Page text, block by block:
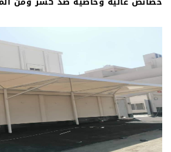
ليكسان بانها مقاومة للصدمات و
الأمثال لمواد البناء اللازمة
المثال محميات و بيوت زجاجية
مثل أسقف مصانع و مراكز التسوق
الأخرى مثل مباني رياضية عازل للحرارة